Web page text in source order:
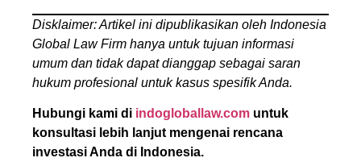
Disklaimer: Artikel ini dipublikasikan oleh Indonesia
Global Law Firm hanya untuk tujuan informasi
umum dan tidak dapat dianggap sebagai saran
hukum profesional untuk kasus spesifik Anda.
Hubungi kami di indogloballaw.com untuk
konsultasi lebih lanjut mengenai rencana
investasi Anda di Indonesia.